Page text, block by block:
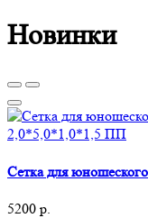
Новинки
Сетка для
5200 р.